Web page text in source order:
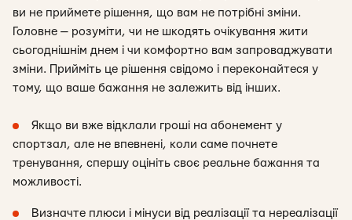
ви не приймете рішення, що вам не потрібні зміни.
Головне — розуміти, чи не шкодять очікування жити
сьогоднішнім днем і чи комфортно вам запроваджувати
зміни. Прийміть це рішення свідомо і переконайтеся у
тому, що ваше бажання не залежить від інших.
Якщо ви вже відклали гроші на абонемент у
спортзал, але не впевнені, коли саме почнете
тренування, спершу оцініть своє реальне бажання та
можливості.
Визначте плюси і мінуси від реалізації та нереалізації